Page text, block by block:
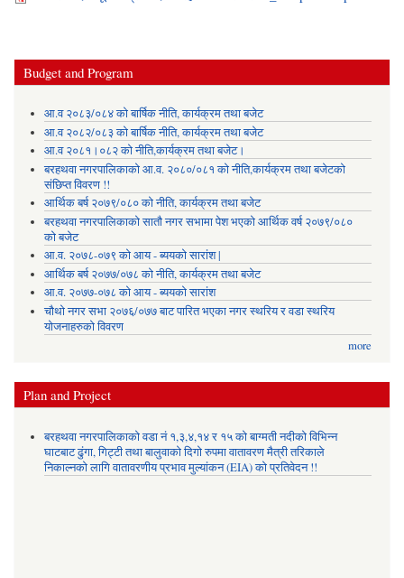
Budget and Program
आ.व २०८३/०८४ को बार्षिक नीति, कार्यक्रम तथा बजेट
आ.व २०८२/०८३ को बार्षिक नीति, कार्यक्रम तथा बजेट
आ.व २०८१।०८२ को नीति,कार्यक्रम तथा बजेट।
बरहथवा नगरपालिकाको आ.व. २०८०/०८१ को नीति,कार्यक्रम तथा बजेटको
संछिप्त विवरण !!
आर्थिक बर्ष २०७९/०८० को नीति, कार्यक्रम तथा बजेट
बरहथवा नगरपालिकाको सातौ नगर सभामा पेश भएको आर्थिक वर्ष २०७९/०८०
को बजेट
आ.व. २०७८-०७९ को आय - ब्ययको सारांश |
आर्थिक बर्ष २०७७/०७८ को नीति, कार्यक्रम तथा बजेट
आ.व. २०७७-०७८ को आय - ब्ययको सारांश
चौथो नगर सभा २०७६/०७७ बाट पारित भएका नगर स्थरिय र वडा स्थरिय
योजनाहरुको विवरण
more
Plan and Project
बरहथवा नगरपालिकाको वडा नं १,३,४,१४ र १५ को बाग्मती नदीको विभिन्न
घाटबाट ढुंगा, गिट्टी तथा बालुवाको दिगो रुपमा वातावरण मैत्री तरिकाले
निकाल्नको लागि वातावरणीय प्रभाव मुल्यांकन (EIA) को प्रतिवेदन !!